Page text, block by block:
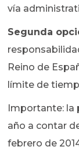
vía
Segunda
Reino de
límite de
Importante: la
año a contar
febrero de